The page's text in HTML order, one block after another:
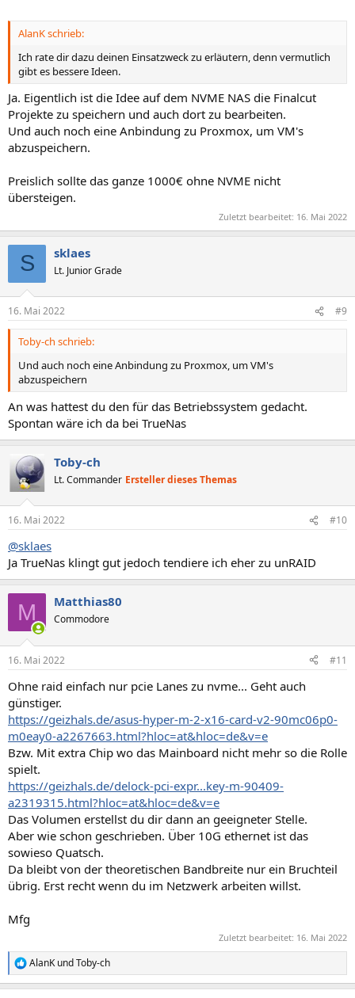
AlanK schrieb:
Ich rate dir dazu deinen Einsatzweck zu erläutern, denn vermutlich
gibt es bessere Ideen.
Ja. Eigentlich ist die Idee auf dem NVME NAS die Finalcut
Projekte zu speichern und auch dort zu bearbeiten.
Und auch noch eine Anbindung zu Proxmox, um VM's
abzuspeichern.
Preislich sollte das ganze 1000€ ohne NVME nicht
übersteigen.
Zuletzt bearbeitet: 16. Mai 2022
S sklaes
Lt. Junior Grade
16. Mai 2022 #9
Toby-ch schrieb:
Und auch noch eine Anbindung zu Proxmox, um VM's
abzuspeichern
An was hattest du den für das Betriebssystem gedacht.
Spontan wäre ich da bei TrueNas
Toby-ch
Lt. Commander Ersteller dieses Themas
16. Mai 2022 #10
@sklaes
Ja TrueNas klingt gut jedoch tendiere ich eher zu unRAID
M Matthias80
Commodore
16. Mai 2022 #11
Ohne raid einfach nur pcie Lanes zu nvme... Geht auch
günstiger.
https://geizhals.de/asus-hyper-m-2-x16-card-v2-90mc06p0-
m0eay0-a2267663.html?hloc=at&hloc=de&v=e
Bzw. Mit extra Chip wo das Mainboard nicht mehr so die Rolle
spielt.
https://geizhals.de/delock-pci-expr...key-m-90409-
a2319315.html?hloc=at&hloc=de&v=e
Das Volumen erstellst du dir dann an geeigneter Stelle.
Aber wie schon geschrieben. Über 10G ethernet ist das
sowieso Quatsch.
Da bleibt von der theoretischen Bandbreite nur ein Bruchteil
übrig. Erst recht wenn du im Netzwerk arbeiten willst.
Mfg
Zuletzt bearbeitet: 16. Mai 2022
R
e
a
AlanKundToby-ch